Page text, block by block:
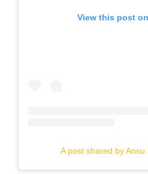
View this post
A post shared by